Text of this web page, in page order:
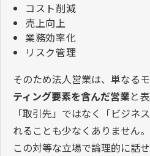
コスト削減
売上向上
業務効率化
リスク管理
そのため法人営業は、単なる
ティング要素を含んだ営業と
「取引先」ではなく「ビジネ
れることも少なくありません。
この対等な立場で論理的に話